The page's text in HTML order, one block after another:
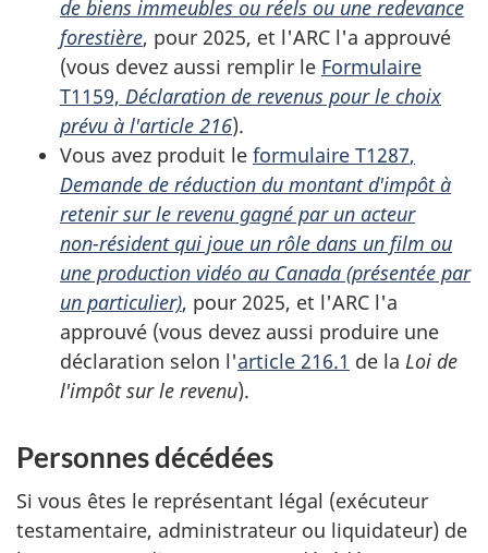
de biens immeubles ou réels ou une redevance
forestière, pour 2025, et l'ARC l'a approuvé
(vous devez aussi remplir le Formulaire
T1159, Déclaration de revenus pour le choix
prévu à l'article 216).
Vous avez produit le formulaire T1287,
Demande de réduction du montant d'impôt à
retenir sur le revenu gagné par un acteur
non-résidentqui joue un rôle dans un film ou
une production vidéo au Canada (présentée par
un particulier), pour 2025, et l'ARC l'a
approuvé (vous devez aussi produire une
déclaration selon l'article 216.1 de la Loi de
l'impôt sur le revenu).
Personnes décédées
Si vous êtes le représentant légal (exécuteur
testamentaire, administrateur ou liquidateur) de